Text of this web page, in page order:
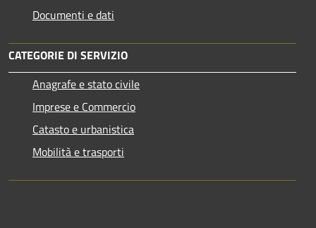
Documenti e dati
CATEGORIE DI SERVIZIO
Anagrafe e stato civile
Imprese e Commercio
Catasto e urbanistica
Mobilità e trasporti